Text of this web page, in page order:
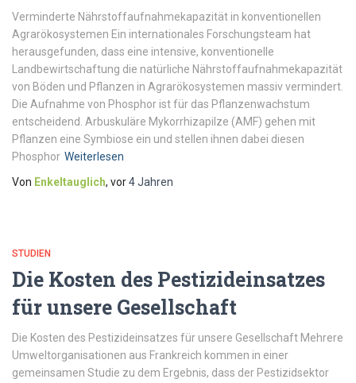
Verminderte Nährstoffaufnahmekapazität in konventionellen
Agrarökosystemen Ein internationales Forschungsteam hat
herausgefunden, dass eine intensive, konventionelle
Landbewirtschaftung die natürliche Nährstoffaufnahmekapazität
von Böden und Pflanzen in Agrarökosystemen massiv vermindert.
Die Aufnahme von Phosphor ist für das Pflanzenwachstum
entscheidend. Arbuskuläre Mykorrhizapilze (AMF) gehen mit
Pflanzen eine Symbiose ein und stellen ihnen dabei diesen
Phosphor Weiterlesen
Von Enkeltauglich, vor4 Jahren
STUDIEN
Die Kosten des Pestizideinsatzes
für unsere Gesellschaft
Die Kosten des Pestizideinsatzes für unsere Gesellschaft Mehrere
Umweltorganisationen aus Frankreich kommen in einer
gemeinsamen Studie zu dem Ergebnis, dass der Pestizidsektor